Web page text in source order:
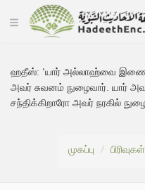
ஹதீஸ்: 'யார் அல்லாஹ்வை
அவர் சுவனம் நுழைவார்.
சந்திக்கிறாரோ அவர் நரகில்
முகப்பு பிரிவுகள்